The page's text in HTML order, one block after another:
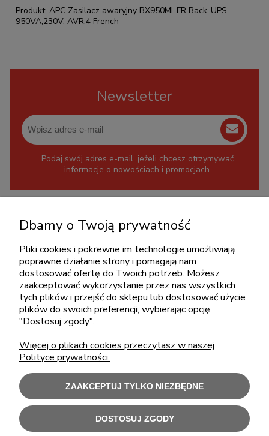
Produkt: APC Zasilacz awaryjny BX950MI-FR Back-UPS
950VA,230V, AVR,4 French
Newsletter
Podaj swój adres e-mail, jeżeli chcesz otrzymywać
informacje o nowościach i promocjach.
+48 717345566
pon.-piąt.: 08:00-16:00
sklep@cebit.pl
ZAKUPY
POMOC
MOJE KONTO
INFORMACJE
Dbamy o Twoją prywatność
Pliki cookies i pokrewne im technologie umożliwiają
poprawne działanie strony i pomagają nam
dostosować ofertę do Twoich potrzeb. Możesz
zaakceptować wykorzystanie przez nas wszystkich
tych plików i przejść do sklepu lub dostosować użycie
plików do swoich preferencji, wybierając opcję
"Dostosuj zgody".
Więcej o plikach cookies przeczytasz w naszej
Polityce prywatności.
ZAAKCEPTUJ TYLKO NIEZBĘDNE
DOSTOSUJ ZGODY